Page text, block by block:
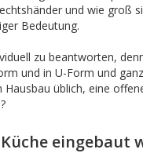
und wie groß
Bedeutung.
zu beantworten,
und in U-Form und
üblich, eine
eingebaut